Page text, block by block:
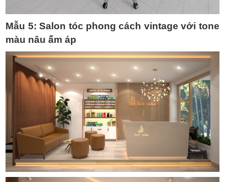
Mẫu 5: Salon tóc phong cách vintage với tone
màu nâu ấm áp